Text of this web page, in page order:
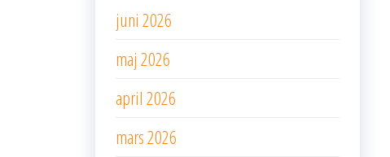
juni 2026
maj 2026
april 2026
mars 2026